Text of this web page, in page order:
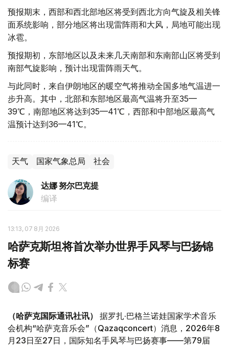
预报期末，西部和西北部地区将受到西北方向气旋及相关锋
面系统影响，部分地区将出现雷阵雨和大风，局地可能出现
冰雹。
预报期初，东部地区以及未来几天南部和东南部山区将受到
南部气旋影响，预计出现雷阵雨天气。
与此同时，来自伊朗地区的暖空气将推动全国多地气温进一
步升高。其中，北部和东部地区最高气温将升至35—
39℃，南部地区将达到35—41℃，西部和中部地区最高气
温预计达到36—41℃。
天气 国家气象总局 社会
达娜 努尔巴克提
编译
13:13, 07 8月 2026
哈萨克斯坦将首次举办世界手风琴与巴扬锦
标赛
（哈萨克国际通讯社讯）
据罗扎·巴格兰诺娃国家学术音乐
会机构“哈萨克音乐会”（Qazaqconcert）消息，2026年8
月23日至27日，国际知名手风琴与巴扬赛事——第79届